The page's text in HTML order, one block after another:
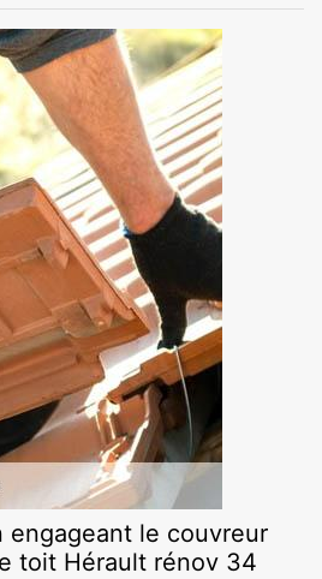
engageant le couvreur
toit Hérault rénov 34